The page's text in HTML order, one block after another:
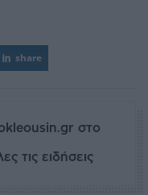
share
στο
τις ειδήσεις